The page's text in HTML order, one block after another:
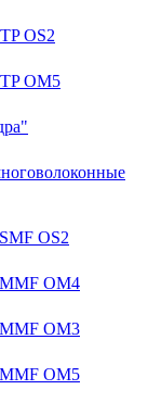
OS2
OM5
OS2
OM4
OM3
OM5